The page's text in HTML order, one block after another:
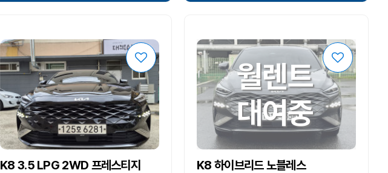
K8 3.5 LPG 2WD 프레스티지
월렌트
대여중
K8 하이브리드 노블레스